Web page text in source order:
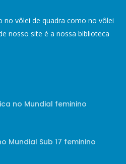
no vôlei de quadra como no vôlei
nosso site é a nossa biblioteca
no Mundial feminino
Mundial Sub 17 feminino